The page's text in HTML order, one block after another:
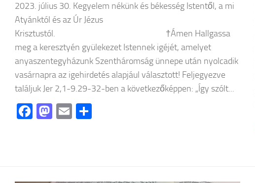
2023. július 30. Kegyelem nékünk és békesség Istentől, a mi
Atyánktól és az Úr Jézus
Krisztustól. †Ámen Hallgassa
meg a keresztyén gyülekezet Istennek igéjét, amelyet
anyaszentegyházunk Szentháromság ünnepe után nyolcadik
vasárnapra az igehirdetés alapjául választott! Feljegyezve
találjuk Jer 2,1-9.29-32-ben a következőképpen: „Így szólt...
Facebook
Mastodon
Email